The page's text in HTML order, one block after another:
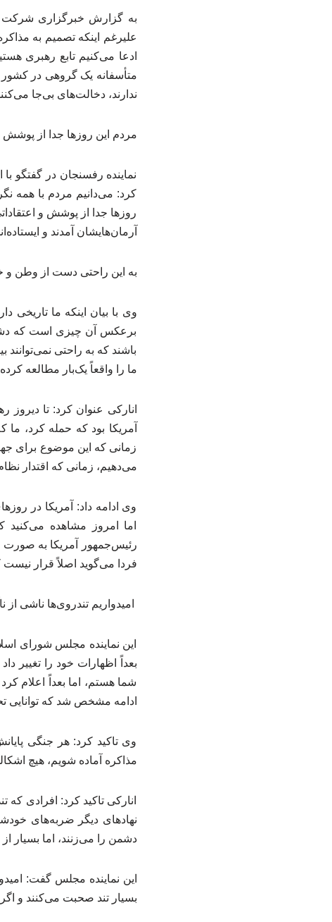
به گزارش خبرگزاری شرکت
علیرغم اینکه تصمیم به
ادعا می‌کنیم تابع رهبری
متأسفانه یک گروهی در کشور
ندارند، دخالت‌های بی‌جا
مردم این روزها جدا از پوشش
نماینده رفسنجان در گفتگو
کرد: می‌دانیم مردم با همه
روزها جدا از پوشش و
آرمان‌هایشان آمدند و
به این راحتی دست از وطن
وی با بیان اینکه ما
برعکس آن چیزی است که
باشند که به راحتی نمی‌توانند
ما را واقعاً یک‌بار مطالعه
انارکی عنوان کرد: تا
آمریکا بود که حمله کرد،
زمانی که این موضوع برای
می‌دهیم، زمانی که اقتدار
وی ادامه داد: آمریکا در
اما امروز مشاهده
رئیس‌جمهور آمریکا به
فردا می‌گوید اصلاً قرار نیست
امیدواریم تندروی‌ها ناشی
این نماینده مجلس شورای
بعداً اظهارات خود را تغییر
شما هستم، اما بعداً اعلام
ادامه مشخص شد که توانایی
وی تاکید کرد: هر جنگی
مذاکره آماده شویم، هیچ
انارکی تاکید کرد: افرادی
نهادهای دیگر ضربه‌های
دشمن را می‌زنند، اما
این نماینده مجلس گفت:
بسیار تند صحبت می‌کنند و اگر